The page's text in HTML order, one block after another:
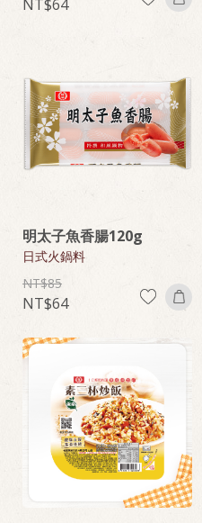
64
明太子魚香腸120g
日式火鍋料
85
64